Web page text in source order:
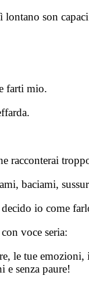
son
farti mio.
racconterai
baciami,
decido io come
voce seria:
le tue
e senza paure!